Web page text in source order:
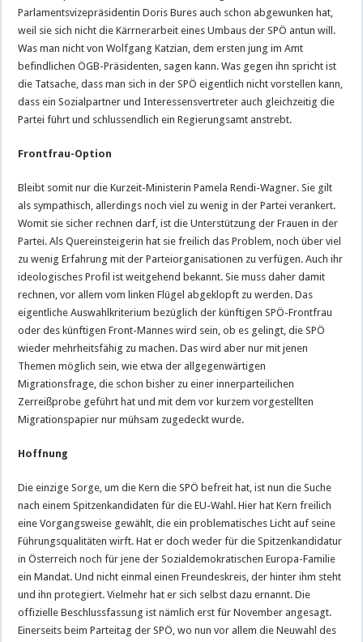
Parlamentsvizepräsidentin Doris Bures auch schon abgewunken hat,
weil sie sich nicht die Kärrnerarbeit eines Umbaus der SPÖ antun will.
Was man nicht von Wolfgang Katzian, dem ersten jung im Amt
befindlichen ÖGB-Präsidenten, sagen kann. Was gegen ihn spricht ist
die Tatsache, dass man sich in der SPÖ eigentlich nicht vorstellen kann,
dass ein Sozialpartner und Interessensvertreter auch gleichzeitig die
Partei führt und schlussendlich ein Regierungsamt anstrebt.
Frontfrau-Option
Bleibt somit nur die Kurzeit-Ministerin Pamela Rendi-Wagner. Sie gilt
als sympathisch, allerdings noch viel zu wenig in der Partei verankert.
Womit sie sicher rechnen darf, ist die Unterstützung der Frauen in der
Partei. Als Quereinsteigerin hat sie freilich das Problem, noch über viel
zu wenig Erfahrung mit der Parteiorganisationen zu verfügen. Auch ihr
ideologisches Profil ist weitgehend bekannt. Sie muss daher damit
rechnen, vor allem vom linken Flügel abgeklopft zu werden. Das
eigentliche Auswahlkriterium bezüglich der künftigen SPÖ-Frontfrau
oder des künftigen Front-Mannes wird sein, ob es gelingt, die SPÖ
wieder mehrheitsfähig zu machen. Das wird aber nur mit jenen
Themen möglich sein, wie etwa der allgegenwärtigen
Migrationsfrage, die schon bisher zu einer innerparteilichen
Zerreißprobe geführt hat und mit dem vor kurzem vorgestellten
Migrationspapier nur mühsam zugedeckt wurde.
Hoffnung
Die einzige Sorge, um die Kern die SPÖ befreit hat, ist nun die Suche
nach einem Spitzenkandidaten für die EU-Wahl. Hier hat Kern freilich
eine Vorgangsweise gewählt, die ein problematisches Licht auf seine
Führungsqualitäten wirft. Hat er doch weder für die Spitzenkandidatur
in Österreich noch für jene der Sozialdemokratischen Europa-Familie
ein Mandat. Und nicht einmal einen Freundeskreis, der hinter ihm steht
und ihn protegiert. Vielmehr hat er sich selbst dazu ernannt. Die
offizielle Beschlussfassung ist nämlich erst für November angesagt.
Einerseits beim Parteitag der SPÖ, wo nun vor allem die Neuwahl des